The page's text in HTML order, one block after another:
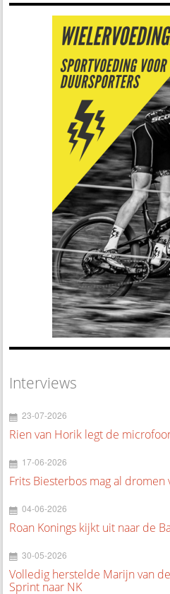
Interviews
23-07-2026
Rien van Horik legt de
17-06-2026
Frits Biesterbos mag al dromen
04-06-2026
Roan Konings kijkt uit naar de
30-05-2026
Volledig herstelde Marijn van
Sprint naar NK